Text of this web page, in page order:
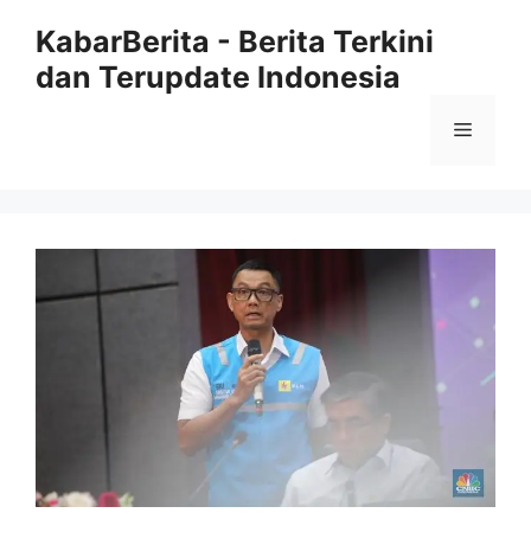
KabarBerita - Berita Terkini
dan Terupdate Indonesia
Menu